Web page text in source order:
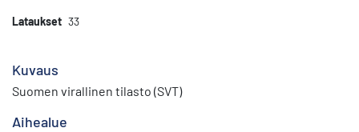
Lataukset 33
Kuvaus
Suomen virallinen tilasto (SVT)
Aihealue